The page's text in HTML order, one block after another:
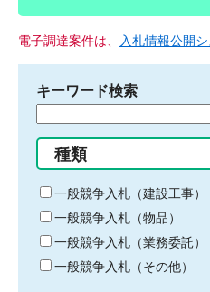
電子調達案件は、 入札情報公開
キーワード検索
る
キ
ー
ワ
ー
ド
種類
一般競争入札（建設工事）
一般競争入札（物品）
一般競争入札（業務委託）
一般競争入札（その他）